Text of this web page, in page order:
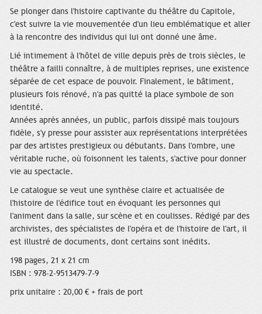
Se plonger dans l'histoire captivante du théâtre du Capitole,
c'est suivre la vie mouvementée d'un lieu emblématique et aller
à la rencontre des individus qui lui ont donné une âme.
Lié intimement à l'hôtel de ville depuis près de trois siècles, le
théâtre a failli connaître, à de multiples reprises, une existence
séparée de cet espace de pouvoir. Finalement, le bâtiment,
plusieurs fois rénové, n'a pas quitté la place symbole de son
identité.
Années après années, un public, parfois dissipé mais toujours
fidèle, s'y presse pour assister aux représentations interprétées
par des artistes prestigieux ou débutants. Dans l'ombre, une
véritable ruche, où foisonnent les talents, s'active pour donner
vie au spectacle.
Le catalogue se veut une synthèse claire et actualisée de
l'histoire de l'édifice tout en évoquant les personnes qui
l'animent dans la salle, sur scène et en coulisses. Rédigé par des
archivistes, des spécialistes de l'opéra et de l'histoire de l'art, il
est illustré de documents, dont certains sont inédits.
198 pages, 21 x 21 cm
ISBN : 978-2-9513479-7-9
prix unitaire : 20,00 € + frais de port